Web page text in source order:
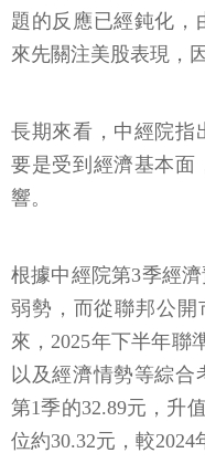
題的反應已經鈍化，
來先關注美股表現，
長期來看，中經院指
要是受到經濟基本面
響。
根據中經院第3季經
弱勢，而從聯邦公開
來，2025年下半年聯
以及經濟情勢等綜
第1季的32.89元，升
位約30.32元，較2024